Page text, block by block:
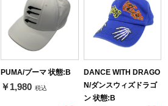
PUMA/プーマ 状態:B
￥1,980 税込
DANCE WITH DRAGO
N/ダンスウィズドラゴ
ン 状態:B